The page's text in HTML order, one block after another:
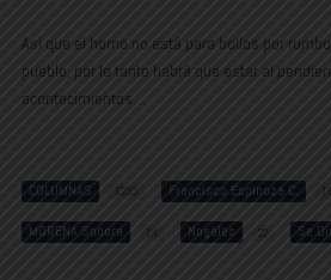
Así que el horno no está para bollos por
pueblo, por lo tanto habrá que estar al
acontecimientos…
COLUMNAS 1293 Francisco Espinoza C. 16
MORENA Sonora 14 Nogales 22 Se